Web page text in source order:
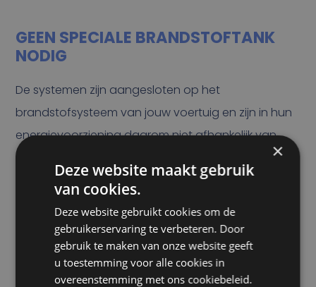
GEEN SPECIALE BRANDSTOFTANK
NODIG
De systemen zijn aangesloten op het
brandstofsysteem van jouw voertuig en zijn in hun
energievoorziening daarom niet afhankelijk van
speciale soorten brandstof.
MINDER BRANDSTOFVERBRUIK EN
VERMINDERING VAN
MOTORSLIJTAGE
Een standkachel verbruikt sterk minder brandstof
×
Deze website maakt gebruik
van cookies.
Deze website gebruikt cookies om de
gebruikerservaring te verbeteren. Door
gebruik te maken van onze website geeft
u toestemming voor alle cookies in
overeenstemming met ons cookiebeleid.